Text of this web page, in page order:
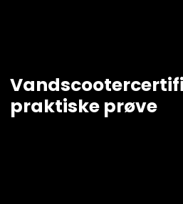
praktiske prøve